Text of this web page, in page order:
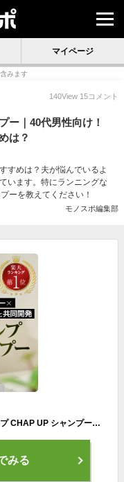
マイページ
みます
140View 15コメント
ー｜40代男性向け！
は？
すめは？夫が悩んでいるよ
います。特にランニングな
ーを教えてください！
モノスポ編集部
【P5倍 3/20 23:59まで】公式 チャップアップ CHAP UP シャンプー メンズ ノンシリコン スカルプケア スカルプシャンプー スカルプ 頭皮ケア ヘアケア メンズシャンプー オールインワン 濃密泡 アミノ酸 オーガニック 洗浄力 男性用 男性 300mL 1本～
みる